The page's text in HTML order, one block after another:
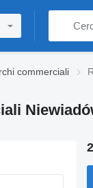
commerciali